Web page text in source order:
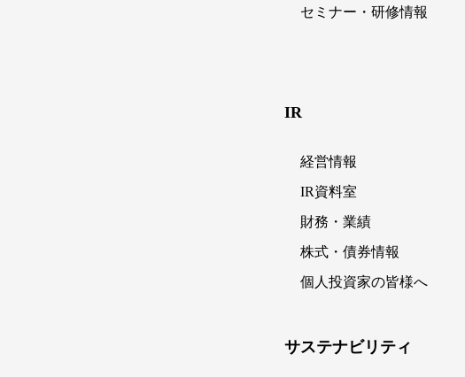
セミナー・研修情報
IR
経営情報
IR資料室
財務・業績
株式・債券情報
個人投資家の皆様へ
サステナビリティ